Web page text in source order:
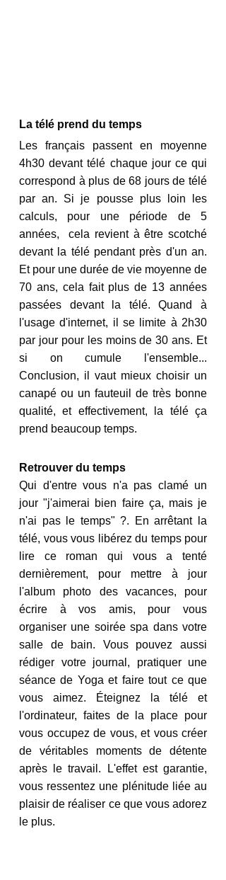
La télé prend du temps
Les français passent en moyenne
4h30 devant télé chaque jour ce qui
correspond à plus de 68 jours de télé
par an. Si je pousse plus loin les
calculs, pour une période de 5
années,  cela revient à être scotché
devant la télé pendant près d'un an.
Et pour une durée de vie moyenne de
70 ans, cela fait plus de 13 années
passées devant la télé. Quand à
l'usage d'internet, il se limite à 2h30
par jour pour les moins de 30 ans. Et
si on cumule l'ensemble...
Conclusion, il vaut mieux choisir un
canapé ou un fauteuil de très bonne
qualité, et effectivement, la télé ça
prend beaucoup temps.
Retrouver du temps
Qui d'entre vous n'a pas clamé un
jour "j'aimerai bien faire ça, mais je
n'ai pas le temps" ?. En arrêtant la
télé, vous vous libérez du temps pour
lire ce roman qui vous a tenté
dernièrement, pour mettre à jour
l'album photo des vacances, pour
écrire à vos amis, pour vous
organiser une soirée spa dans votre
salle de bain. Vous pouvez aussi
rédiger votre journal, pratiquer une
séance de Yoga et faire tout ce que
vous aimez. Éteignez la télé et
l'ordinateur, faites de la place pour
vous occupez de vous, et vous créer
de véritables moments de détente
après le travail. L'effet est garantie,
vous ressentez une plénitude liée au
plaisir de réaliser ce que vous adorez
le plus.